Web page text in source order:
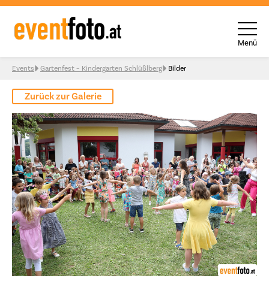
Skip to content
Menü
Events Gartenfest – Kindergarten Schlüßlberg Bilder
Zurück zur Galerie